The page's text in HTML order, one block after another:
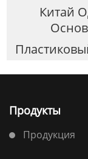
Китай
Продукты
Продукция